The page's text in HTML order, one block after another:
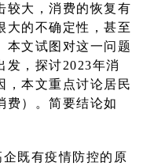
较大，消费的恢复有
大的不确定性，甚至
本文试图对这一问题
发，探讨2023年消
，本文重点讨论居民
费）。简要结论如
既有疫情防控的原